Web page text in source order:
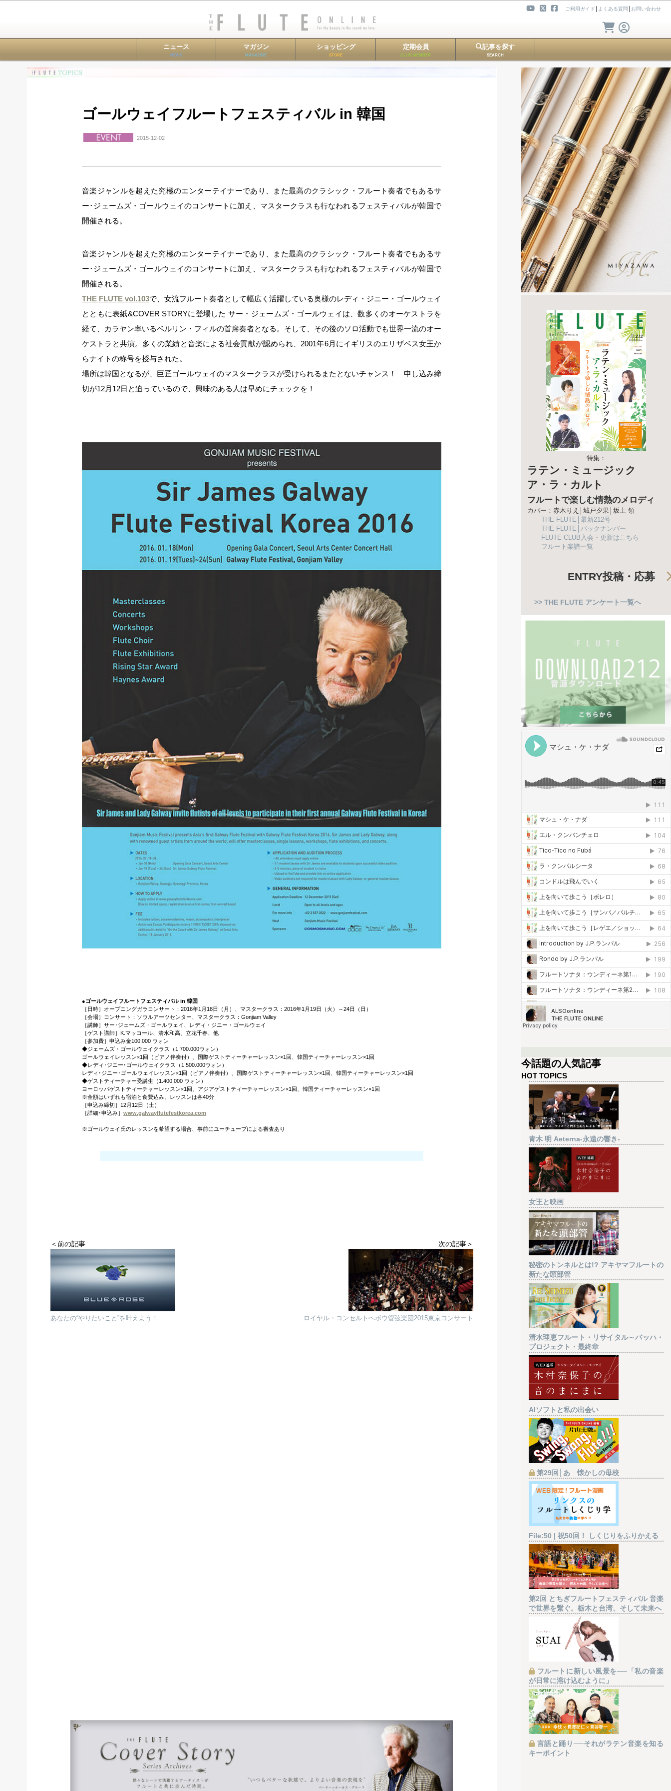
ご利用ガイド よくある質問 お問い合わせ
ニュース
NEWS
マガジン
MAGAZINE
ショッピング
STORE
定期会員
CLUB MEMBER
記事を探す
SEARCH
ゴールウェイフルートフェスティバル in 韓国
2015-12-02
音楽ジャンルを超えた究極のエンターテイナーであり、また最高のクラシック・フルート奏者でもあるサ
ー･ジェームズ・ゴールウェイのコンサートに加え、マスタークラスも行なわれるフェスティバルが韓国で
開催される。
音楽ジャンルを超えた究極のエンターテイナーであり、また最高のクラシック・フルート奏者でもあるサ
ー･ジェームズ・ゴールウェイのコンサートに加え、マスタークラスも行なわれるフェスティバルが韓国で
開催される。
THE FLUTE vol.103で、女流フルート奏者として幅広く活躍している奥様のレディ・ジニー・ゴールウェイ
とともに表紙&COVER STORYに登場した サー・ジェームズ・ゴールウェイは、数多くのオーケストラを
経て、カラヤン率いるベルリン・フィルの首席奏者となる。そして、その後のソロ活動でも世界一流のオー
ケストラと共演。多くの業績と音楽による社会貢献が認められ、2001年6月にイギリスのエリザベス女王か
らナイトの称号を授与された。
場所は韓国となるが、巨匠ゴールウェイのマスタークラスが受けられるまたとないチャンス！ 申し込み締
切が12月12日と迫っているので、興味のある人は早めにチェックを！
●ゴールウェイフルートフェスティバル in 韓国
［日時］オープニングガラコンサート：2016年1月18日（月）、マスタークラス：2016年1月19日（火）～24日（日）
［会場］コンサート：ソウルアーツセンター、マスタークラス：Gonjiam Valley
［講師］サー･ジェームズ・ゴールウェイ、レディ・ジニー・ゴールウェイ
［ゲスト講師］K.マッコール、清水和高、立花千春、他
［参加費］申込み金100.000 ウォン
◆ジェームズ・ゴールウェイクラス（1.700.000ウォン）
ゴールウェイレッスン×1回（ピアノ伴奏付）、国際ゲストティーチャーレッスン×1回、韓国ティーチャーレッスン×1回
◆レディ･ジニー･ゴールウェイクラス（1.500.000ウォン）
レディ･ジニー･ゴールウェイレッスン×1回（ピアノ伴奏付）、国際ゲストティーチャーレッスン×1回、韓国ティーチャーレッスン×1回
◆ゲストティーチャー受講生（1.400.000 ウォン）
ヨーロッパゲストティーチャーレッスン×1回、アジアゲストティーチャーレッスン×1回、韓国ティーチャーレッスン×1回
※金額はいずれも宿泊と食費込み。レッスンは各40分
［申込み締切］12月12日（土）
［詳細･申込み］www.galwayflutefestkorea.com
※ゴールウェイ氏のレッスンを希望する場合、事前にユーチューブによる審査あり
＜前の記事
あなたの“やりたいこと”を叶えよう！
次の記事＞
ロイヤル・コンセルトヘボウ管弦楽団2015東京コンサート
特集：
ラテン・ミュージック
ア・ラ・カルト
フルートで楽しむ情熱のメロディ
カバー：赤木りえ│城戸夕果│坂上 領
THE FLUTE│最新212号
THE FLUTE│バックナンバー
FLUTE CLUB入会・更新はこちら
フルート楽譜一覧
ENTRY投稿・応募
>> THE FLUTE アンケート一覧へ
今話題の人気記事
HOT TOPICS
青木 明 Aeterna-永遠の響き-
女王と映画
秘密のトンネルとは!? アキヤマフルートの
新たな頭部管
清水理恵フルート・リサイタル～バッハ・
プロジェクト・最終章
AIソフトと私の出会い
第29回│あゝ懐かしの母校
File:50 | 祝50回！ しくじりをふりかえる
第2回 とちぎフルートフェスティバル 音楽
で世界を繋ぐ。栃木と台湾、そして未来へ
フルートに新しい風景を──「私の音楽
が日常に溶け込むように」
言語と踊り──それがラテン音楽を知る
キーポイント